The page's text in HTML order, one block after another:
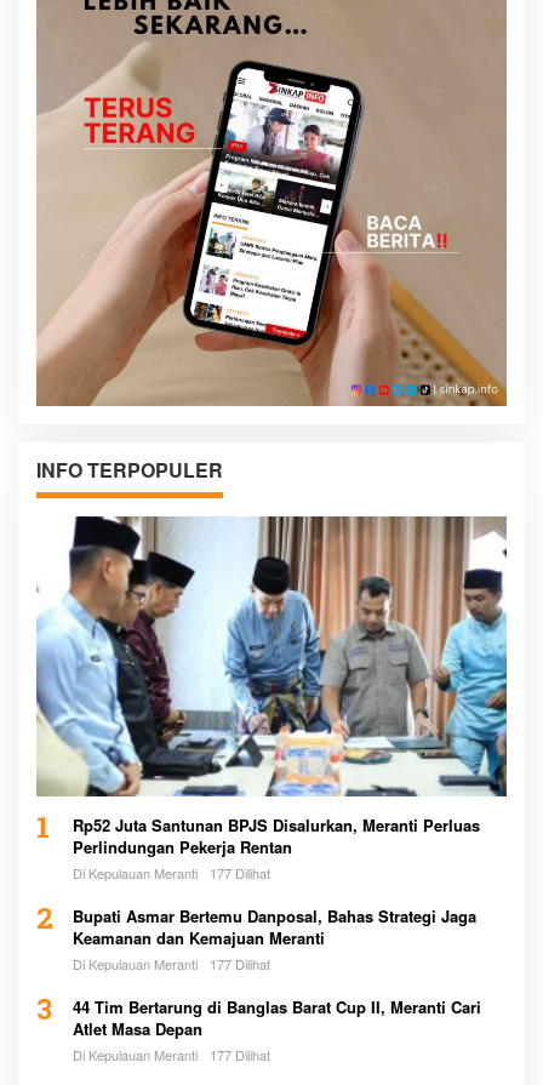
INFO TERPOPULER
1
Rp52 Juta Santunan BPJS Disalurkan, Meranti Perluas
Perlindungan Pekerja Rentan
Di Kepulauan Meranti 177 Dilihat
2
Bupati Asmar Bertemu Danposal, Bahas Strategi Jaga
Keamanan dan Kemajuan Meranti
Di Kepulauan Meranti 177 Dilihat
3
44 Tim Bertarung di Banglas Barat Cup II, Meranti Cari
Atlet Masa Depan
Di Kepulauan Meranti 177 Dilihat